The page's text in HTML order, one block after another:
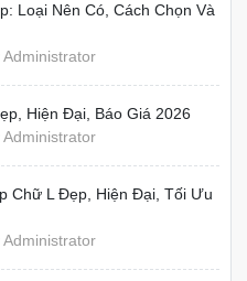
Loại Nên Có, Cách Chọn Và
Hiện Đại, Báo Giá 2026
Chữ L Đẹp, Hiện Đại, Tối Ưu